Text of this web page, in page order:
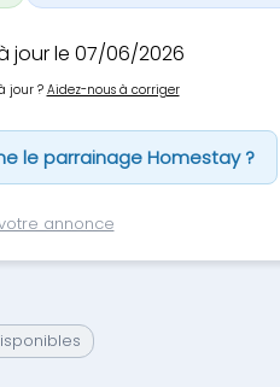
jour le 07/06/2026
jour ?Aidez-nous à corriger
le parrainage Homestay ?
annonce